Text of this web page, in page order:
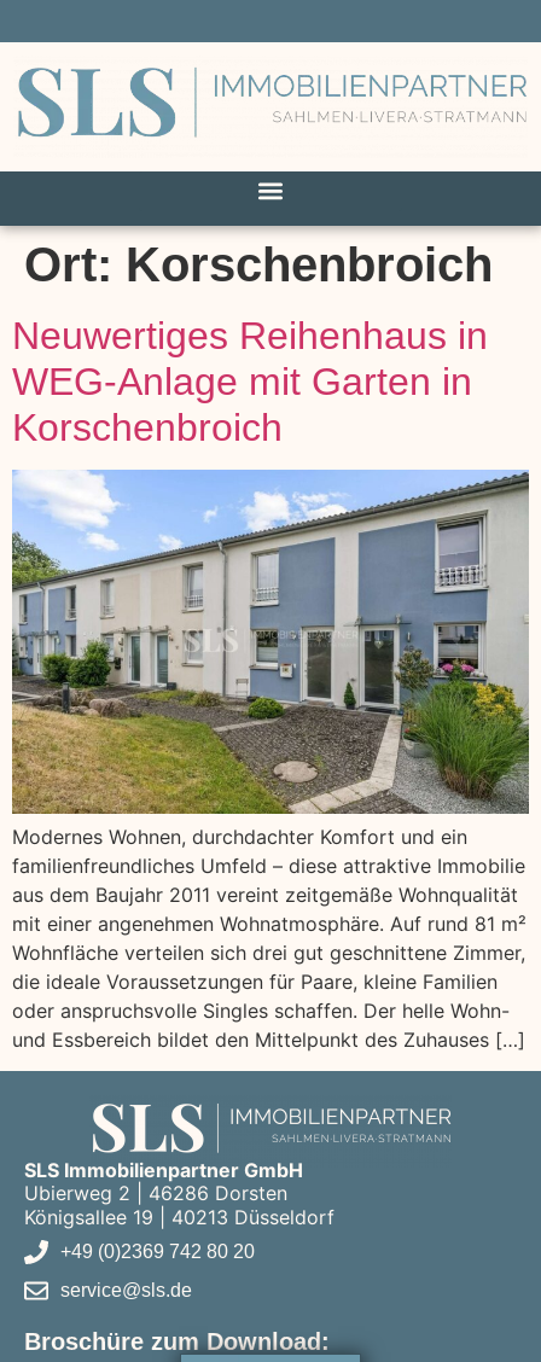
Ort: Korschenbroich
Neuwertiges Reihenhaus in
WEG-Anlage mit Garten in
Korschenbroich
Modernes Wohnen, durchdachter Komfort und ein
familienfreundliches Umfeld – diese attraktive Immobilie
aus dem Baujahr 2011 vereint zeitgemäße Wohnqualität
mit einer angenehmen Wohnatmosphäre. Auf rund 81 m²
Wohnfläche verteilen sich drei gut geschnittene Zimmer,
die ideale Voraussetzungen für Paare, kleine Familien
oder anspruchsvolle Singles schaffen. Der helle Wohn-
und Essbereich bildet den Mittelpunkt des Zuhauses […]
SLS Immobilienpartner GmbH
Ubierweg 2 | 46286 Dorsten
Königsallee 19 | 40213 Düsseldorf
+49 (0)2369 742 80 20
service@sls.de
Broschüre zum Download: